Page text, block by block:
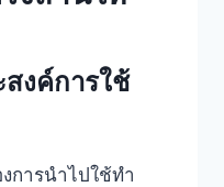
สงค์การใช้
การนำไปใช้ทำ